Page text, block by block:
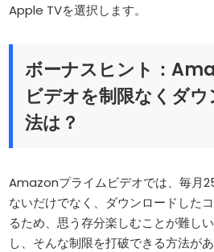
Apple TVを選択します。
ボーナスヒント：
ビデオを制限なくダ
法は？
Amazonプライムビデオでは、毎月
ないだけでなく、ダウンロードした
るため、思う存分楽しむことが難し
し、そんな制限を打破できる方法が